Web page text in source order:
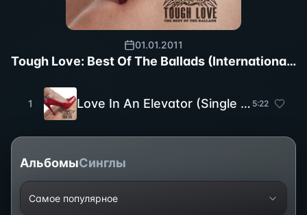
01.01.2011
Tough Love: Best Of The Ballads (International Version)
1 Love In An Elevator (Single Version) 5:22
АльбомыСинглы
Самое популярное